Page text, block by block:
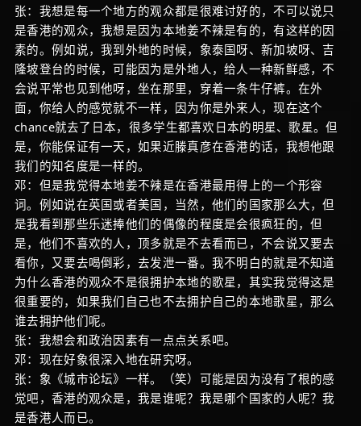
张：我想是每一个地方的观众都是很难讨好的，不可以说只
是香港的观众，我想是因为本地姜不辣是有的，有这样的因
素的。例如说，我到外地的时候，象泰国呀、新加坡呀、吉
隆坡登台的时候，可能因为是外地人，给人一种新鲜感，不
会说平常也见到他呀，坐在那里，穿着一条牛仔裤。在外
面，你给人的感觉就不一样，因为你是外来人，现在这个
chance就去了日本，很多学生都喜欢日本的明星、歌星。但
是，你能保证有一天，如果近滕真彦在香港的话，我想他跟
我们的知名度是一样的。
邓：但是我觉得本地姜不辣是在香港最用得上的一个形容
词。例如说在英国或者美国，当然，他们的国家那么大，但
是我看到那些乐迷捧他们的偶像的程度是会很疯狂的，但
是，他们不喜欢的人，顶多就是不去看而已，不会说又要去
看你，又要去喝倒彩，去发泄一番。我不明白的就是不知道
为什么香港的观众不是很拥护本地的歌星，其实我觉得这是
很重要的，如果我们自己也不去拥护自己的本地歌星，那么
谁去拥护他们呢。
张：我想会和政治因素有一点点关系吧。
邓：现在好象很深入地在研究呀。
张：象《城市论坛》一样。（笑）可能是因为没有了根的感
觉吧，香港的观众是，我是谁呢？我是哪个国家的人呢？我
是香港人而已。